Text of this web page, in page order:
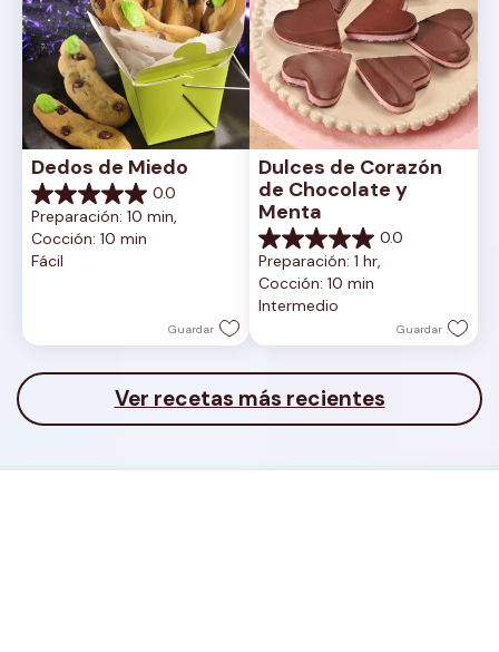
Dedos de Miedo
0.0
0.0
de
5
estrellas.
Preparación: 10 min,
Cocción: 10 min
Fácil
Guardar
Dulces de Corazón
de Chocolate y
Menta
0.0
0.0
de
5
estrellas.
Preparación: 1 hr,
Cocción: 10 min
Intermedio
Guardar
Ver recetas más recientes